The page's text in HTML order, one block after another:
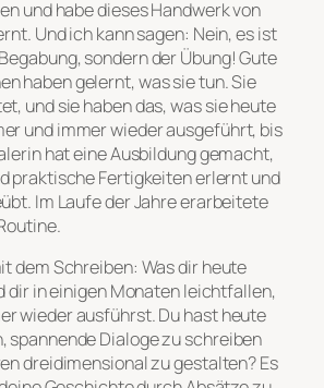
und habe dieses Handwerk von
Und ich kann sagen: Nein, es ist
sondern der Übung! Gute
haben gelernt, was sie tun. Sie
und sie haben das, was sie heute
und immer wieder ausgeführt, bis
hat eine Ausbildung gemacht,
praktische Fertigkeiten erlernt und
Im Laufe der Jahre erarbeitete
dem Schreiben: Was dir heute
dir in einigen Monaten leichtfallen,
wieder ausführst. Du hast heute
spannende Dialoge zu schreiben
dreidimensional zu gestalten? Es